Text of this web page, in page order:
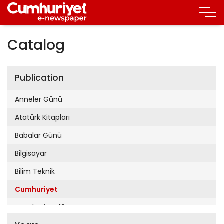
Catalog
Publication
Anneler Günü
Atatürk Kitapları
Babalar Günü
Bilgisayar
Bilim Teknik
Cumhuriyet
Cumhuriyet 19 Mayıs